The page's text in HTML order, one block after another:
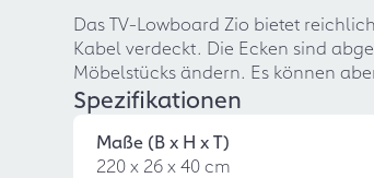
Das TV-Lowboard Zio bietet
Kabel verdeckt. Die Ecken sind
Möbelstücks ändern. Es können
Spezifikationen
Maße (B x H x T)
220 x 26 x 40 cm